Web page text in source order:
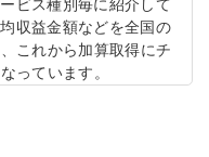
ビス種別毎に紹介して
収益金額などを全国の
これから加算取得にチ
っています。